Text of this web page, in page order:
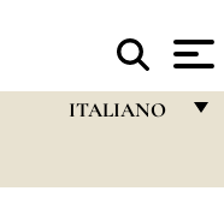
ITALIANO